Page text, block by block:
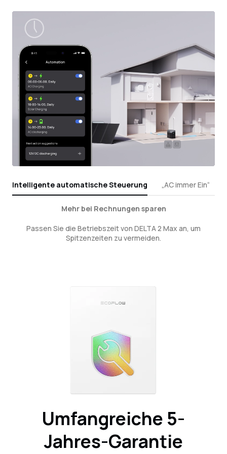
Intelligente automatische Steuerung „AC immer Ein“
Mehr bei Rechnungen sparen
Passen Sie die Betriebszeit von DELTA 2 Max an, um
Spitzenzeiten zu vermeiden.
Umfangreiche 5-
Jahres-Garantie